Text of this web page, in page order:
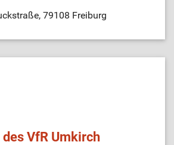
79108 Freiburg
VfR Umkirch